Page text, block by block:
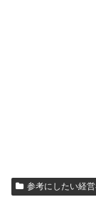
参考にしたい経